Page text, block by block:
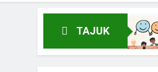
TAJUK